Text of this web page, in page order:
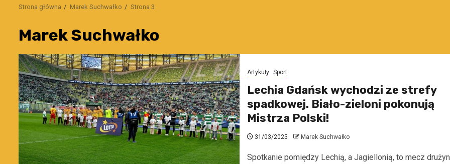
Strona główna Marek Suchwałko Strona 3
Marek Suchwałko
Artykuły Sport
Lechia Gdańsk wychodzi ze strefy
spadkowej. Biało-zieloni pokonują
Mistrza Polski!
31/03/2025 Marek Suchwałko
Spotkanie pomiędzy Lechią, a Jagiellonią, to mecz drużyn